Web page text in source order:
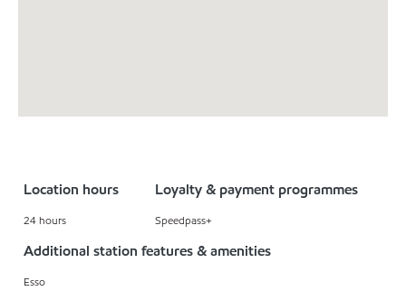
Location hours
24 hours
Loyalty & payment programmes
Speedpass+
Additional station features & amenities
Esso